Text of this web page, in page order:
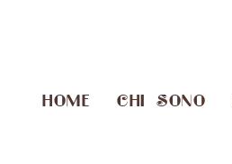
HOME CHI SONO